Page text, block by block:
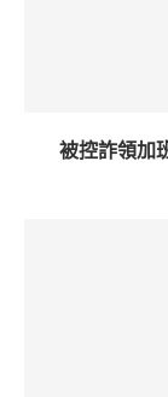
被控詐領加